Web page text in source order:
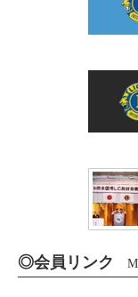
◎会員リンク